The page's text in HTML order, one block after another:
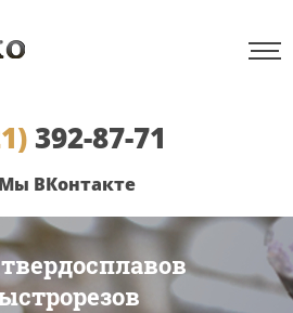
392-87-71
Мы ВКонтакте